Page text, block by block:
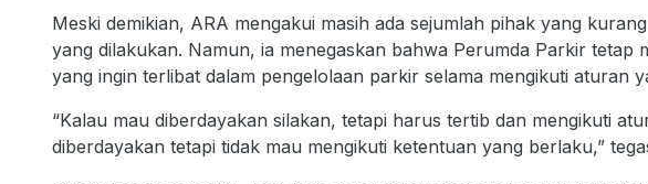
Meski demikian, ARA mengakui masih ada sejumlah pihak yang
yang dilakukan. Namun, ia menegaskan bahwa Perumda Parkir tetap
yang ingin terlibat dalam pengelolaan parkir selama mengikuti aturan
“Kalau mau diberdayakan silakan, tetapi harus tertib dan mengikuti
diberdayakan tetapi tidak mau mengikuti ketentuan yang berlaku,”